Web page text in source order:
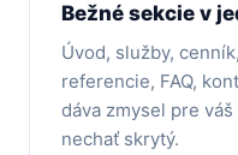
Bežné sekcie v
Úvod, služby,
referencie, FAQ,
dáva zmysel pre
nechať skrytý.